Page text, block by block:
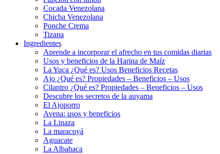
Cocada Venezolana
Chicha Venezolana
Ponche Crema
Tizana
Ingredientes
Aprende a incorporar el afrecho en tus comidas diarias
Usos y beneficios de la Harina de Maíz
La Yuca ¿Qué es? Usos Beneficios Recetas
Ajo ¿Qué es? Propiedades – Beneficios – Usos
Cilantro ¿Qué es? Propiedades – Beneficios – Usos
Descubre los secretos de la auyama
El Ajoporro
Avena: usos y beneficios
La Linaza
La maracuyá
Aguacate
La Albahaca